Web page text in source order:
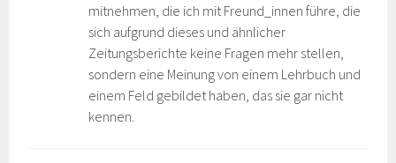
mitnehmen, die ich mit Freund_innen führe, die
sich aufgrund dieses und ähnlicher
Zeitungsberichte keine Fragen mehr stellen,
sondern eine Meinung von einem Lehrbuch und
einem Feld gebildet haben, das sie gar nicht
kennen.